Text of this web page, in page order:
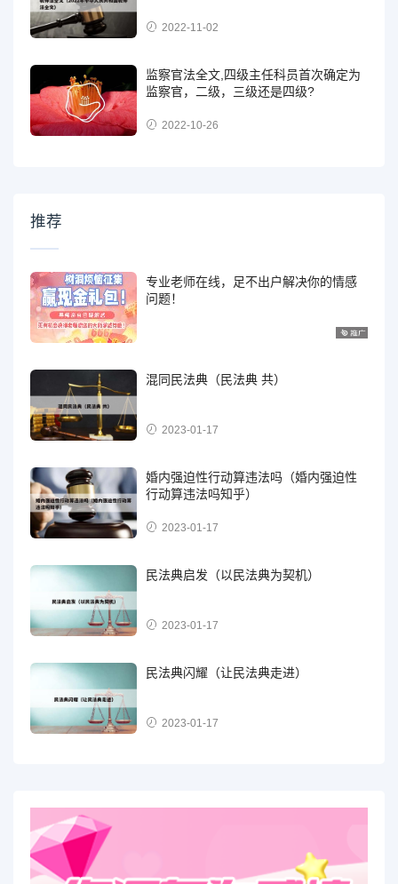
2022-11-02
监察官法全文,四级主任科员首次确定为
监察官，二级，三级还是四级?
2022-10-26
推荐
专业老师在线，足不出户解决你的情感
问题！
混同民法典（民法典 共）
2023-01-17
婚内强迫性行动算违法吗（婚内强迫性
行动算违法吗知乎）
2023-01-17
民法典启发（以民法典为契机）
2023-01-17
民法典闪耀（让民法典走进）
2023-01-17